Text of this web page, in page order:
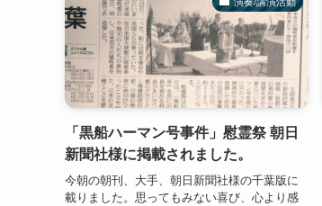
「黒船ハーマン号事件」慰霊祭 朝日
新聞社様に掲載されました。
今朝の朝刊、大手、朝日新聞社様の千葉版に
載りました。思ってもみない喜び、心より感